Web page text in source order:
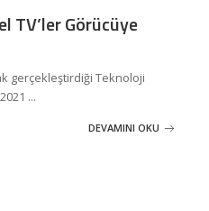
TV’ler Görücüye
gerçekleştirdiği Teknoloji
...
DEVAMINI OKU